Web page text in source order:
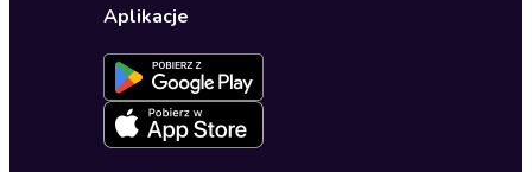
Dla młodzieży
Ustawienia prywatności
Formularz zgłaszania nielegalnych treści
Deklaracja dostępności
Oferta dla firm i bibliotek
Dołącz do newslettera
Blog
Zapowiedzi
Cykle audiobooków
Aplikacje